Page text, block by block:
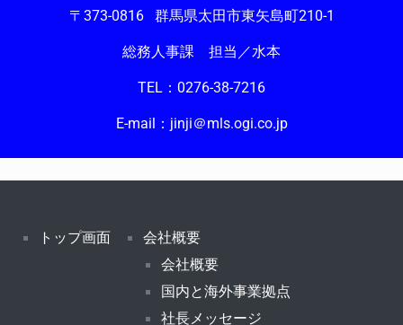
〒373-0816 群馬県太田市東矢島町210-1
総務人事課 担当／水本
TEL：0276-38-7216
E-mail：jinji＠mls.ogi.co.jp
トップ画面
会社概要
会社概要
国内と海外事業拠点
社長メッセージ